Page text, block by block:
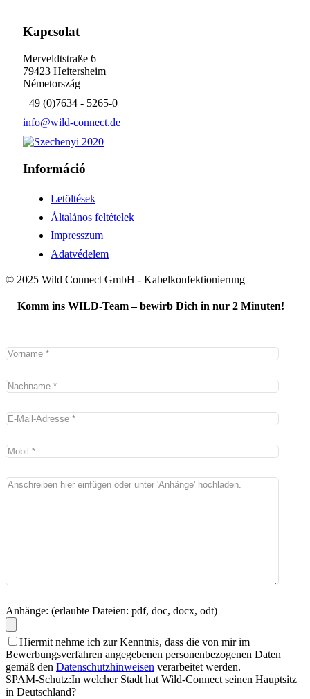
Kapcsolat
Merveldtstraße 6
79423 Heitersheim
Németország
+49 (0)7634 - 5265-0
info@wild-connect.de
Információ
Letöltések
Általános feltételek
Impresszum
Adatvédelem
© 2025 Wild Connect GmbH - Kabelkonfektionierung
Komm ins WILD-Team – bewirb Dich in nur 2 Minuten!
Anhänge: (erlaubte Dateien: pdf, doc, docx, odt)
Hiermit nehme ich zur Kenntnis, dass die von mir im
Bewerbungsverfahren angegebenen personenbezogenen Daten
gemäß den Datenschutzhinweisen verarbeitet werden.
SPAM-Schutz:In welcher Stadt hat Wild-Connect seinen Hauptsitz
in Deutschland?